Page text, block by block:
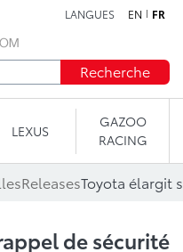
LANGUES EN FR
Recherche
LEXUS
GAZOO
RACING
Releases
de sécurité